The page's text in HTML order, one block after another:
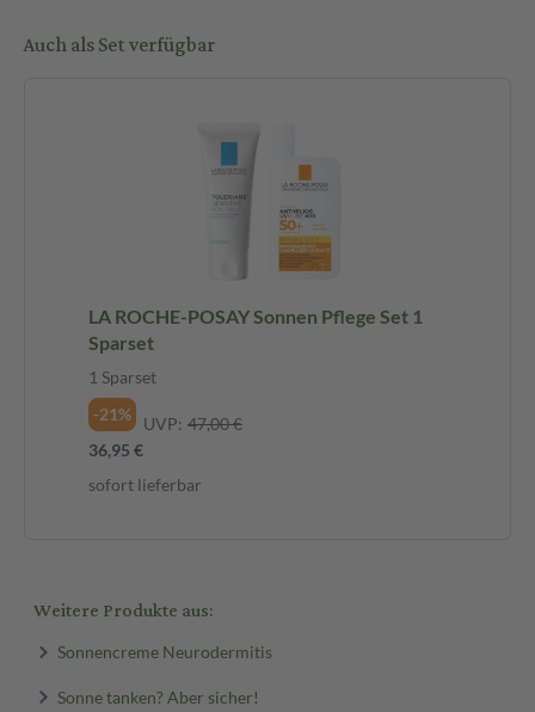
Auch als Set verfügbar
LA ROCHE-POSAY Sonnen Pflege Set 1
Sparset
1 Sparset
-21%
UVP: 47,00 €
36,95 €
sofort lieferbar
Weitere Produkte aus:
Sonnencreme Neurodermitis
Sonne tanken? Aber sicher!